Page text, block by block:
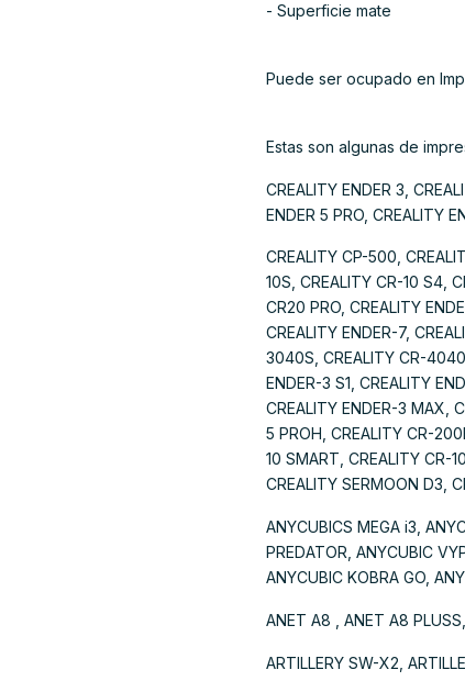
- Superficie mate
Puede ser ocupado en
Estas son algunas de
CREALITY ENDER 3,
ENDER 5 PRO, CREALITY
CREALITY CP-500,
10S, CREALITY CR-10 S4,
CR20 PRO, CREALITY
CREALITY ENDER-7,
3040S, CREALITY CR-
ENDER-3 S1, CREALITY
CREALITY ENDER-3 MAX,
5 PROH, CREALITY CR-
10 SMART, CREALITY CR-
CREALITY SERMOON D3,
ANYCUBICS MEGA i3,
PREDATOR, ANYCUBIC
ANYCUBIC KOBRA GO,
ANET A8 , ANET A8
ARTILLERY SW-X2,